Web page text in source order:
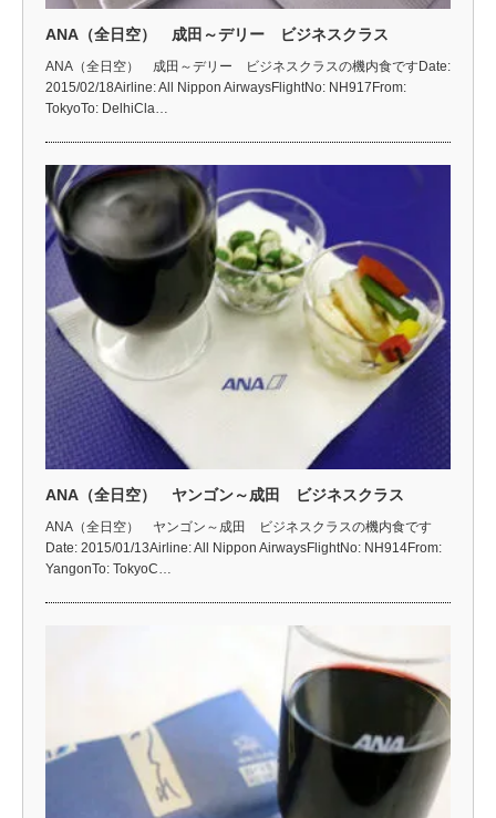
ANA（全日空） 成田～デリー ビジネスクラス
ANA（全日空） 成田～デリー ビジネスクラスの機内食ですDate:
2015/02/18Airline: All Nippon AirwaysFlightNo: NH917From:
TokyoTo: DelhiCla…
ANA（全日空） ヤンゴン～成田 ビジネスクラス
ANA（全日空） ヤンゴン～成田 ビジネスクラスの機内食です
Date: 2015/01/13Airline: All Nippon AirwaysFlightNo: NH914From:
YangonTo: TokyoC…